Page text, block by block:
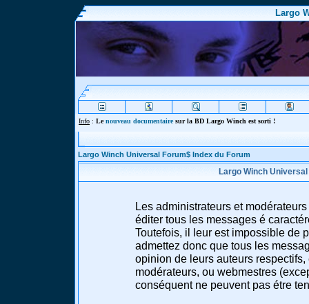
Largo
Info : Lenouveau documentairesur la BD Largo Winch est sorti !
Largo Winch Universal Forum$ Index du Forum
Largo Winch
Les administrateurs et
éditer tous les messages é
Toutefois, il leur est impossible de
admettez donc que tous les
opinion de leurs auteurs
modérateurs, ou webmestres
conséquent ne peuvent pas étre